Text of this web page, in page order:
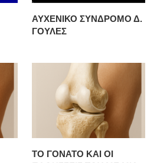
ΑΥΧΕΝΙΚΟ ΣΥΝΔΡΟΜΟ Δ.
ΓΟΥΛΕΣ
ΤΟ ΓΟΝΑΤΟ ΚΑΙ ΟΙ